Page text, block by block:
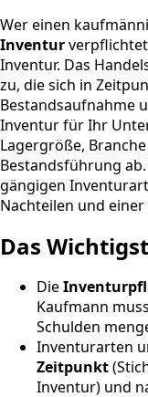
Wer einen
Inventur
Inventur. Das
zu, die sich in
Bestandsaufnahme
Inventur für Ihr
Lagergröße,
Bestandsführung
gängigen
Nachteilen und
Das
Die
Kaufmann
Schulden
Inventurarten
Zeitpunkt
Inventur) und